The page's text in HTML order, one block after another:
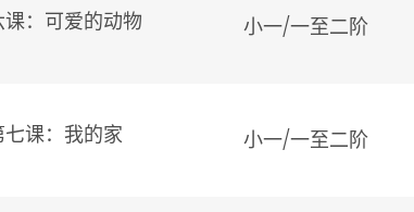
：可爱的动物 小一/一至二阶
七课：我的家 小一/一至二阶